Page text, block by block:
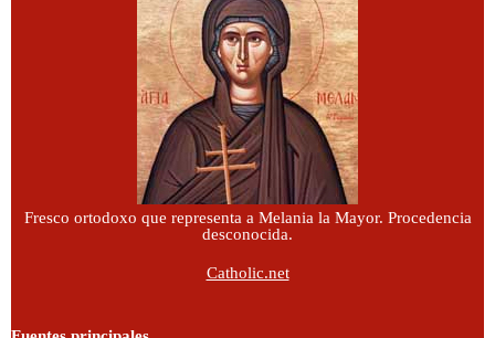
Fresco ortodoxo que representa a Melania la Mayor. Procedencia
desconocida.
Catholic.net